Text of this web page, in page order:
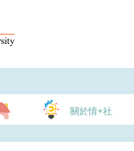
關於情+社